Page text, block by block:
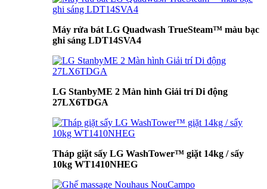
Máy rửa bát LG Quadwash TrueSteam™ màu bạc
ghi sáng LDT14SVA4
LG StanbyME 2 Màn hình Giải trí Di động
27LX6TDGA
Tháp giặt sấy LG WashTower™ giặt 14kg / sấy
10kg WT1410NHEG